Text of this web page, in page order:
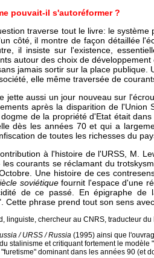
pouvait-il s'autoréformer ?
traverse tout le livre: le
côté, il montre de façon détaillée
il insiste sur l'existence,
autour des choix de
jamais sortir sur la place
elle même traversée de
jette aussi un jour nouveau sur
après la disparition de
de la propriété d'Etat était
dès les années 70 et qui a
de toutes les richesses du
à l'histoire de l'URSS, M.
courants se réclamant du
Une histoire de ces
soviétiquefournit l'espace d'une
de ce passé. En épigraphe de
Cette phrase prend tout son sens
linguiste, chercheur au CNRS, traducteur
/ URSS / Russia (1995) ainsi que
stalinisme et critiquant fortement le
dominant dans les années 90 (et